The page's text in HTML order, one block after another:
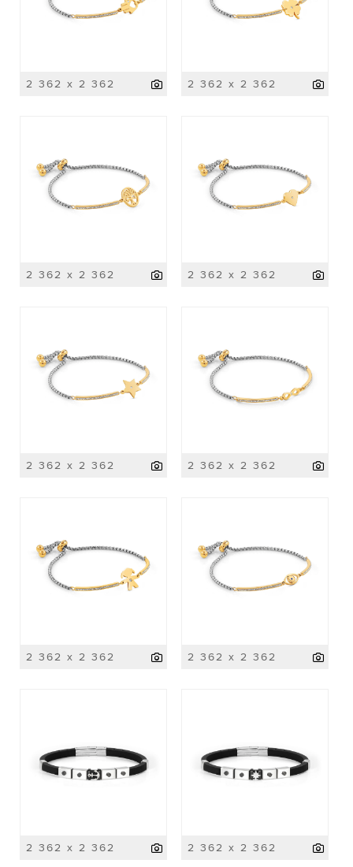
2 362 x 2 362 2 362 x 2 362
2 362 x 2 362 2 362 x 2 362
2 362 x 2 362 2 362 x 2 362
2 362 x 2 362 2 362 x 2 362
2 362 x 2 362 2 362 x 2 362